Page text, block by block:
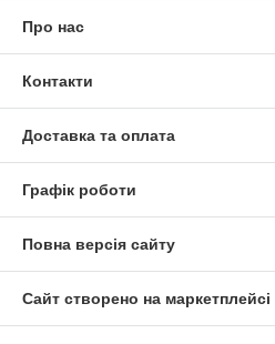
Про нас
Контакти
Доставка та оплата
Графік роботи
Повна версія сайту
Сайт створено на маркетплейсі